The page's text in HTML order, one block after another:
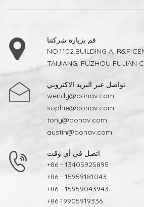
قم بزيارة شركتنا
NO.1102,BUILDING A, R&F
TAIJIANG, FUZHOU FUJIAN
تواصل عبر البريد الاكتروني
wendy@aonav.com
sophie@aonav.com
tony@aonav.com
austin@aonav.com
اتصل في أي وقت
+86 - 13405925895
+86 - 15959181043
+86 - 15959043943
+86-19905919336